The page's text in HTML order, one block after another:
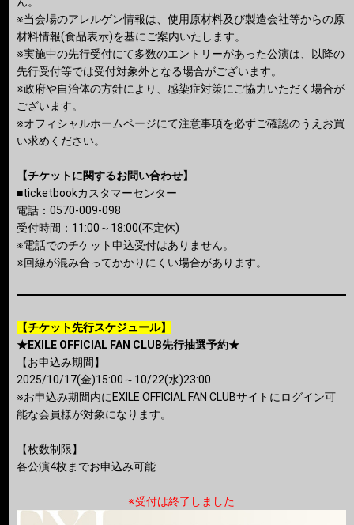
※当会場のアレルゲン情報は、使用原材料及び製造会社等からの原
材料情報(食品表示)を基にご案内いたします。
※実施中の先行受付にて多数のエントリーがあった公演は、以降の
先行受付等では受付対象外となる場合がございます。
※政府や自治体の方針により、感染症対策にご協力いただく場合が
ございます。
※オフィシャルホームページにて注意事項を必ずご確認のうえお買
い求めください。
【チケットに関するお問い合わせ】
■ticketbookカスタマーセンター
電話：0570-009-098
受付時間：11:00～18:00(不定休)
※電話でのチケット申込受付はありません。
※回線が混み合ってかかりにくい場合があります。
【チケット先行スケジュール】
★EXILE OFFICIAL FAN CLUB先行抽選予約★
【お申込み期間】
2025/10/17(金)15:00～10/22(水)23:00
※お申込み期間内にEXILE OFFICIAL FAN CLUBサイトにログイン可
能な会員様が対象になります。
【枚数制限】
各公演4枚までお申込み可能
※受付は終了しました